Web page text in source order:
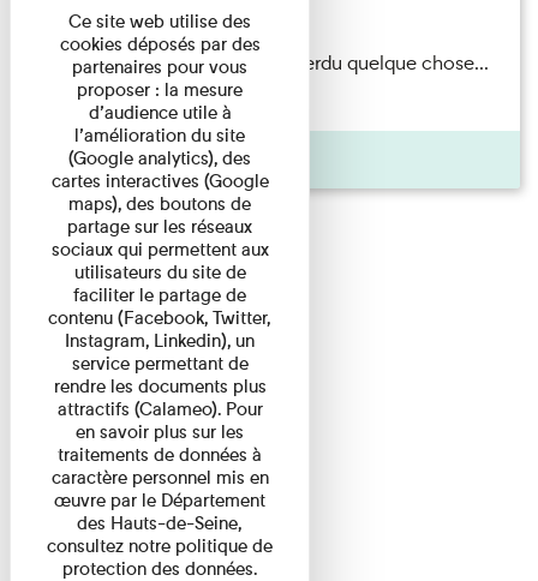
Du 15/08/2026 au 15/08/2026
Il semblerait qu’Albert Kahn a perdu quelque chose...
Accompagnés d’une ...
Agenda
Ce site web utilise des
cookies déposés par des
partenaires pour vous
proposer : la mesure
d’audience utile à
l’amélioration du site
(Google analytics), des
cartes interactives (Google
maps), des boutons de
partage sur les réseaux
sociaux qui permettent aux
utilisateurs du site de
faciliter le partage de
contenu (Facebook, Twitter,
Instagram, Linkedin), un
service permettant de
rendre les documents plus
attractifs (Calameo). Pour
en savoir plus sur les
traitements de données à
caractère personnel mis en
œuvre par le Département
des Hauts-de-Seine,
consultez notre politique de
protection des données.